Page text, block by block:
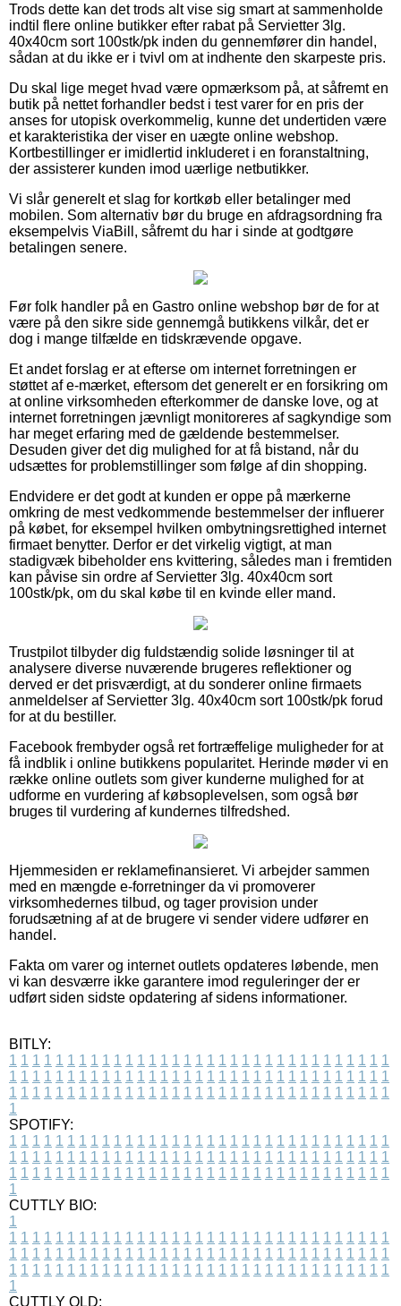
Trods dette kan det trods alt vise sig smart at sammenholde
indtil flere online butikker efter rabat på Servietter 3lg.
40x40cm sort 100stk/pk inden du gennemfører din handel,
sådan at du ikke er i tvivl om at indhente den skarpeste pris.
Du skal lige meget hvad være opmærksom på, at såfremt en
butik på nettet forhandler bedst i test varer for en pris der
anses for utopisk overkommelig, kunne det undertiden være
et karakteristika der viser en uægte online webshop.
Kortbestillinger er imidlertid inkluderet i en foranstaltning,
der assisterer kunden imod uærlige netbutikker.
Vi slår generelt et slag for kortkøb eller betalinger med
mobilen. Som alternativ bør du bruge en afdragsordning fra
eksempelvis ViaBill, såfremt du har i sinde at godtgøre
betalingen senere.
Før folk handler på en Gastro online webshop bør de for at
være på den sikre side gennemgå butikkens vilkår, det er
dog i mange tilfælde en tidskrævende opgave.
Et andet forslag er at efterse om internet forretningen er
støttet af e-mærket, eftersom det generelt er en forsikring om
at online virksomheden efterkommer de danske love, og at
internet forretningen jævnligt monitoreres af sagkyndige som
har meget erfaring med de gældende bestemmelser.
Desuden giver det dig mulighed for at få bistand, når du
udsættes for problemstillinger som følge af din shopping.
Endvidere er det godt at kunden er oppe på mærkerne
omkring de mest vedkommende bestemmelser der influerer
på købet, for eksempel hvilken ombytningsrettighed internet
firmaet benytter. Derfor er det virkelig vigtigt, at man
stadigvæk bibeholder ens kvittering, således man i fremtiden
kan påvise sin ordre af Servietter 3lg. 40x40cm sort
100stk/pk, om du skal købe til en kvinde eller mand.
Trustpilot tilbyder dig fuldstændig solide løsninger til at
analysere diverse nuværende brugeres reflektioner og
derved er det prisværdigt, at du sonderer online firmaets
anmeldelser af Servietter 3lg. 40x40cm sort 100stk/pk forud
for at du bestiller.
Facebook frembyder også ret fortræffelige muligheder for at
få indblik i online butikkens popularitet. Herinde møder vi en
række online outlets som giver kunderne mulighed for at
udforme en vurdering af købsoplevelsen, som også bør
bruges til vurdering af kundernes tilfredshed.
Hjemmesiden er reklamefinansieret. Vi arbejder sammen
med en mængde e-forretninger da vi promoverer
virksomhedernes tilbud, og tager provision under
forudsætning af at de brugere vi sender videre udfører en
handel.
Fakta om varer og internet outlets opdateres løbende, men
vi kan desværre ikke garantere imod reguleringer der er
udført siden sidste opdatering af sidens informationer.
BITLY:
1 1 1 1 1 1 1 1 1 1 1 1 1 1 1 1 1 1 1 1 1 1 1 1 1 1 1 1 1 1 1 1 1
1 1 1 1 1 1 1 1 1 1 1 1 1 1 1 1 1 1 1 1 1 1 1 1 1 1 1 1 1 1 1 1 1
1 1 1 1 1 1 1 1 1 1 1 1 1 1 1 1 1 1 1 1 1 1 1 1 1 1 1 1 1 1 1 1 1
1
SPOTIFY:
1 1 1 1 1 1 1 1 1 1 1 1 1 1 1 1 1 1 1 1 1 1 1 1 1 1 1 1 1 1 1 1 1
1 1 1 1 1 1 1 1 1 1 1 1 1 1 1 1 1 1 1 1 1 1 1 1 1 1 1 1 1 1 1 1 1
1 1 1 1 1 1 1 1 1 1 1 1 1 1 1 1 1 1 1 1 1 1 1 1 1 1 1 1 1 1 1 1 1
1
CUTTLY BIO:
1
1 1 1 1 1 1 1 1 1 1 1 1 1 1 1 1 1 1 1 1 1 1 1 1 1 1 1 1 1 1 1 1 1
1 1 1 1 1 1 1 1 1 1 1 1 1 1 1 1 1 1 1 1 1 1 1 1 1 1 1 1 1 1 1 1 1
1 1 1 1 1 1 1 1 1 1 1 1 1 1 1 1 1 1 1 1 1 1 1 1 1 1 1 1 1 1 1 1 1
1
CUTTLY OLD: